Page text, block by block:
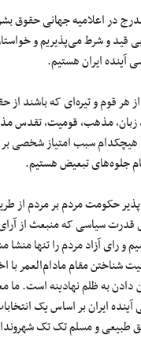
در اعلامیه جهانی حقوق
قید و شرط می‌پذیریم و
آینده ایران هستیم.
از هر قوم و تیره‌ای که باشند از
زبان، مذهب، قومیت، تقدس
هیچکدام سبب امتیاز شخصی
جلوه‌های تبعیض هستیم.
حکومت مردم بر مردم از
قدرت سیاسی که منبعث از آرای
و رای آزاد مردم را تنها
شناختن مقام مادام‌العمر با
دادن به ظلم نهادینه است. ما
ایران بر اساس یک
طبیعی و مسلم تک تک